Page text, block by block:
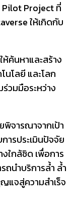
Project ที่
ให้เกิดกับ
ค้นหาและสร้าง
โลยี และโลก
วมมือระหว่าง
พิจารณาจากเป้า
ารประเมินปัจจัย
ใกล้ชิด เพื่อการ
ถนำบริการล้ำ ล้ำ
แจสู่ความสำเร็จ